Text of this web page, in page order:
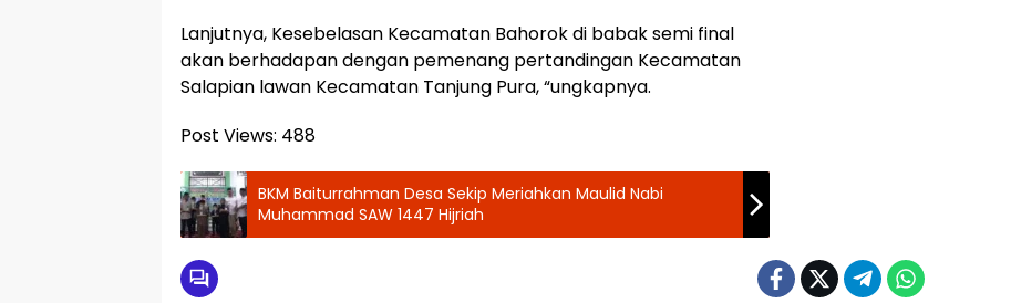
Lanjutnya, Kesebelasan Kecamatan Bahorok di babak semi final
akan berhadapan dengan pemenang pertandingan Kecamatan
Salapian lawan Kecamatan Tanjung Pura, “ungkapnya.
Post Views: 488
BKM Baiturrahman Desa Sekip Meriahkan Maulid Nabi
Muhammad SAW 1447 Hijriah